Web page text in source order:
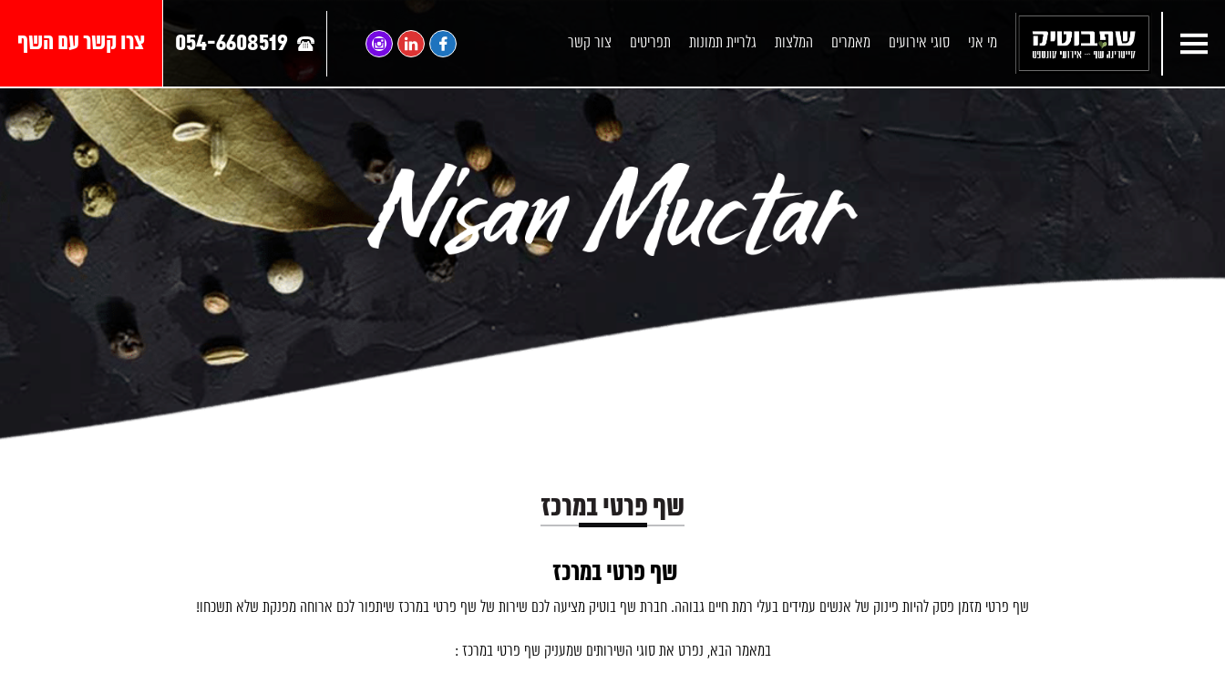
מי אני סוגי אירועים מאמרים המלצות גלריית תמונות תפריטים צור קשר 054-6608519 צרו קשר עם השף
תפריטים ארוחת שף פרטית שף ליום הולדת שף פרטי הביתה שף פרטי מומלץ הזמנת שף הביתה
שף פרטי במרכז
שף פרטי במרכז
שף פרטי מזמן פסק להיות פינוק של אנשים עמידים בעלי רמת חיים גבוהה. חברת שף בוטיק מציעה לכם שירות של שף פרטי במרכז שיתפור לכם ארוחה מפנקת שלא תשכחו!
במאמר הבא, נפרט את סוגי השירותים שמעניק שף פרטי במרכז :